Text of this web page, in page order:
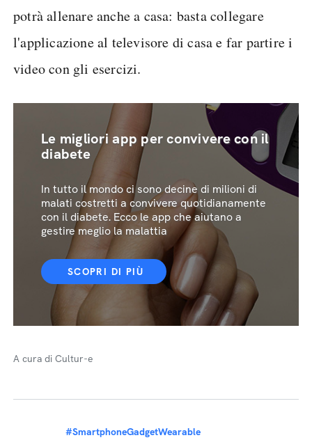
potrà allenare anche a casa: basta collegare
l'applicazione al televisore di casa e far partire i
video con gli esercizi.
Le migliori app per convivere con il
diabete
In tutto il mondo ci sono decine di milioni di
malati costretti a convivere quotidianamente
con il diabete. Ecco le app che aiutano a
gestire meglio la malattia
SCOPRI DI PIÙ
A cura di Cultur-e
#SmartphoneGadgetWearable